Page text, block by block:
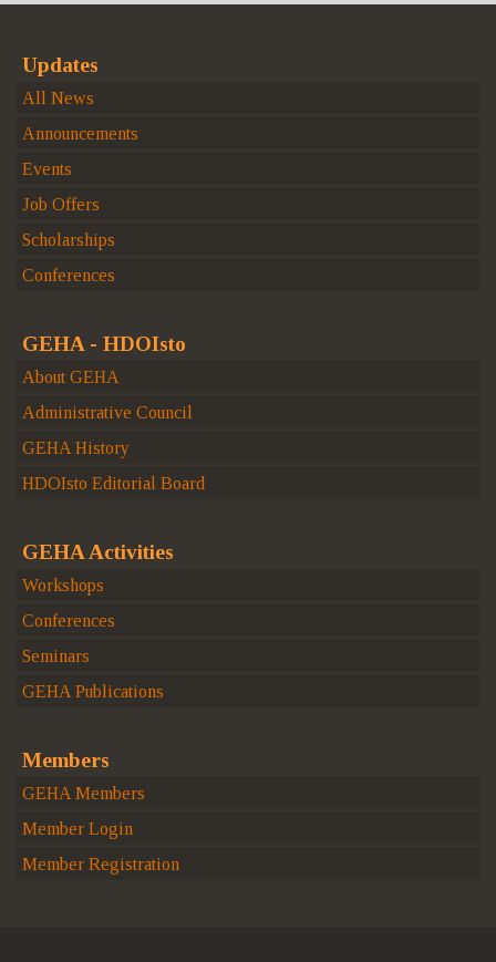
Updates
All News
Announcements
Events
Job Offers
Scholarships
Conferences
GEHA - HDOIsto
About GEHA
Administrative Council
GEHA History
HDOIsto Editorial Board
GEHA Activities
Workshops
Conferences
Seminars
GEHA Publications
Members
GEHA Members
Member Login
Member Registration